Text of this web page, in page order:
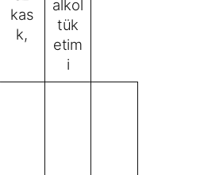
kas
k,
alkol
tük
etim
i